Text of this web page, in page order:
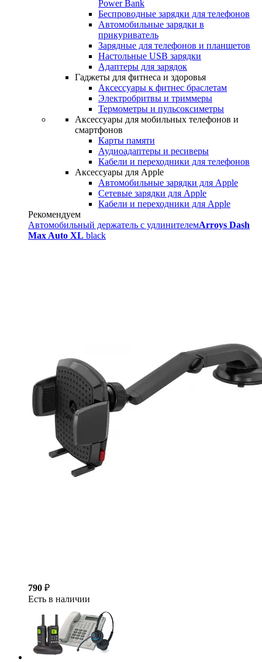
Power Bank
Беспроводные зарядки для телефонов
Автомобильные зарядки в
прикуриватель
Зарядные для телефонов и планшетов
Настольные USB зарядки
Адаптеры для зарядок
Гаджеты для фитнеса и здоровья
Аксессуары к фитнес браслетам
Электробритвы и триммеры
Термометры и пульсоксиметры
Аксессуары для мобильных телефонов и
смартфонов
Карты памяти
Аудиоадаптеры и ресиверы
Кабели и переходники для телефонов
Аксессуары для Apple
Автомобильные зарядки для Apple
Сетевые зарядки для Apple
Кабели и переходники для Apple
Рекомендуем
Автомобильный держатель с удлинителемArroys Dash
Max Auto XL black
790 ₽
Есть в наличии